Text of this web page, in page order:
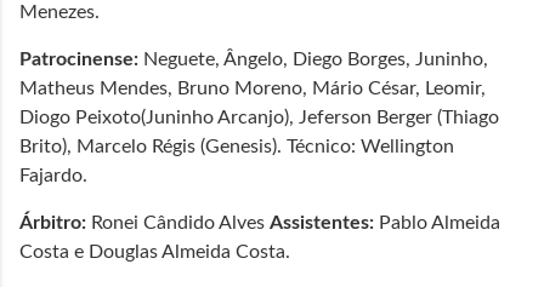
Menezes.
Patrocinense: Neguete, Ângelo, Diego Borges, Juninho,
Matheus Mendes, Bruno Moreno, Mário César, Leomir,
Diogo Peixoto(Juninho Arcanjo), Jeferson Berger (Thiago
Brito), Marcelo Régis (Genesis). Técnico: Wellington
Fajardo.
Árbitro: Ronei Cândido Alves Assistentes: Pablo Almeida
Costa e Douglas Almeida Costa.